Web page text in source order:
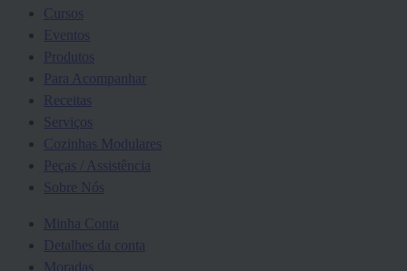
Cursos
Eventos
Produtos
Para Acompanhar
Receitas
Serviços
Cozinhas Modulares
Peças / Assistência
Sobre Nós
Minha Conta
Detalhes da conta
Moradas